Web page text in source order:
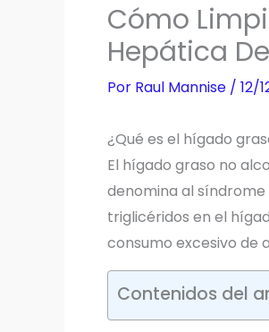
Cómo
Hepática
Por Raul Mannise / 12/
¿Qué es el hígado
El hígado graso no
denomina al
triglicéridos en el
consumo excesivo de
Contenidos del